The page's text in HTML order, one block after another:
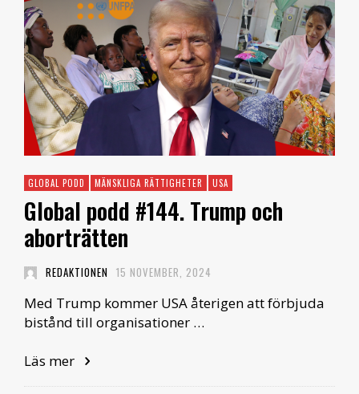
GLOBAL PODD MÄNSKLIGA RÄTTIGHETER USA
Global podd #144. Trump och
aborträtten
REDAKTIONEN 15 NOVEMBER, 2024
Med Trump kommer USA återigen att förbjuda
bistånd till organisationer …
Läs mer